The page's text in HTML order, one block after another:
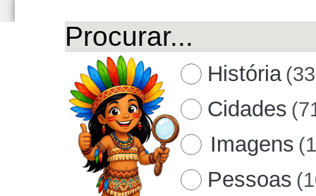
História
Cidades
Imagens
Pessoas